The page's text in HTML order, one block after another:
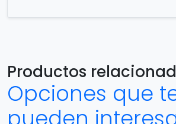
Productos
Opciones que